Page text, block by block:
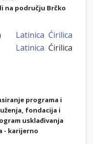
na području Brčko
Latinica Ćirilica
Latinica Ćirilica
programa i
fondacija i
usklađivanja
- karijerno